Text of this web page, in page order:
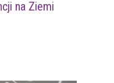
na Ziemi